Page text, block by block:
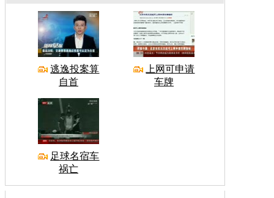
逃逸投案算
自首
上网可申请
车牌
足球名宿车
祸亡